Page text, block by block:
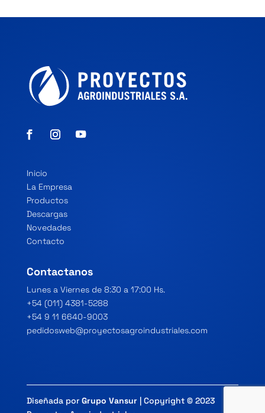
Inicio
La Empresa
Productos
Descargas
Novedades
Contacto
Contactanos
Lunes a Viernes de 8:30 a 17:00 Hs.
+54 (011) 4381-5288
+54 9 11 6640-9003
pedidosweb@proyectosagroindustriales.com
Diseñada por Grupo Vansur| Copyright © 2023